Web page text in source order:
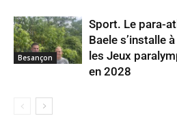
Besançon
Sport. Le para-
Baele s’installe
les Jeux
en 2028